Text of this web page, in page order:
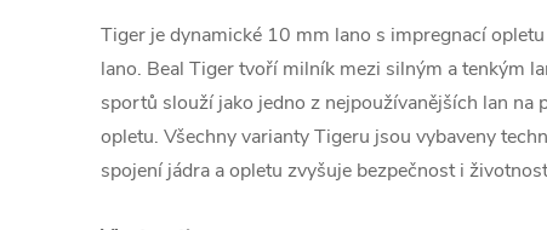
Tiger je dynamické 10 mm lano s impregnací
lano. Beal Tiger tvoří milník mezi silným a tenkým
sportů slouží jako jedno z nejpoužívanějších lan na
opletu. Všechny varianty Tigeru jsou vybaveny
spojení jádra a opletu zvyšuje bezpečnost i